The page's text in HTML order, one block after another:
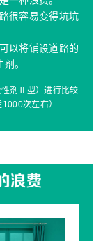
很容易变得坑坑
以将铺设道路的
。
性剂Ⅱ型）进行比较
次左右）